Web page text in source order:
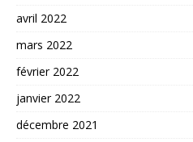
avril 2022
mars 2022
février 2022
janvier 2022
décembre 2021